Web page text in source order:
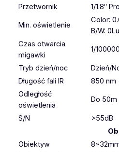
Przetwornik
1/1.8″
Min. oświetlenie
Color:
B/W:
Czas otwarcia
migawki
1/
Tryb dzień/noc
Dzień/
Długość fali IR
850 nm
Odległość
oświetlenia
Do 50m
S/N
>55dB
Obiektyw